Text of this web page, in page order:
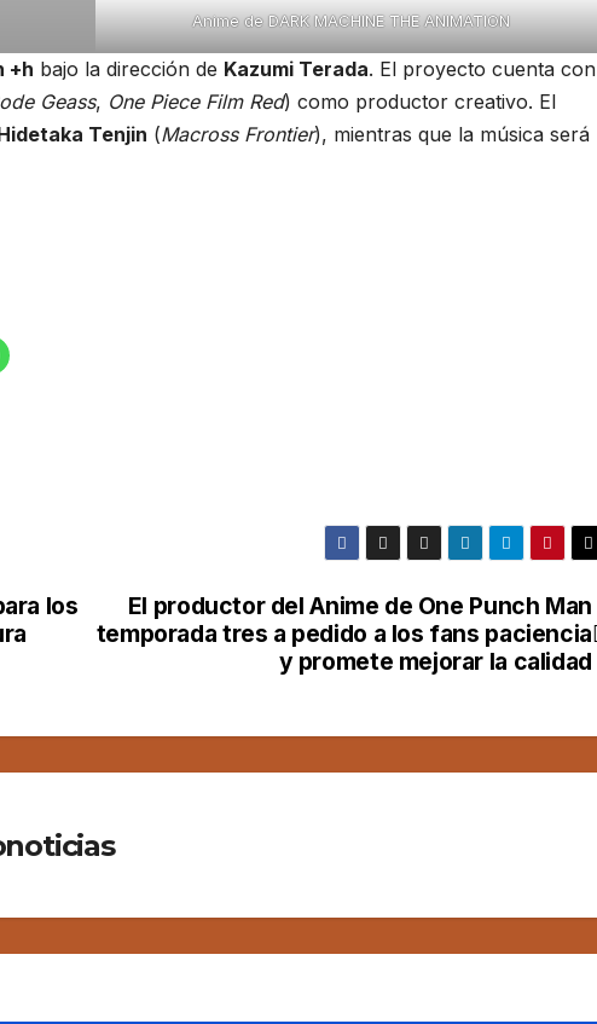
Anime de DARK MACHINE THE ANIMATION
+h bajo la dirección de Kazumi Terada. El proyecto cuenta con
Geass, One Piece Film Red) como productor creativo. El
Tenjin (Macross Frontier), mientras que la música será
El productor del Anime de One Punch Man
temporada tres a pedido a los fans paciencia
y promete mejorar la calidad
los